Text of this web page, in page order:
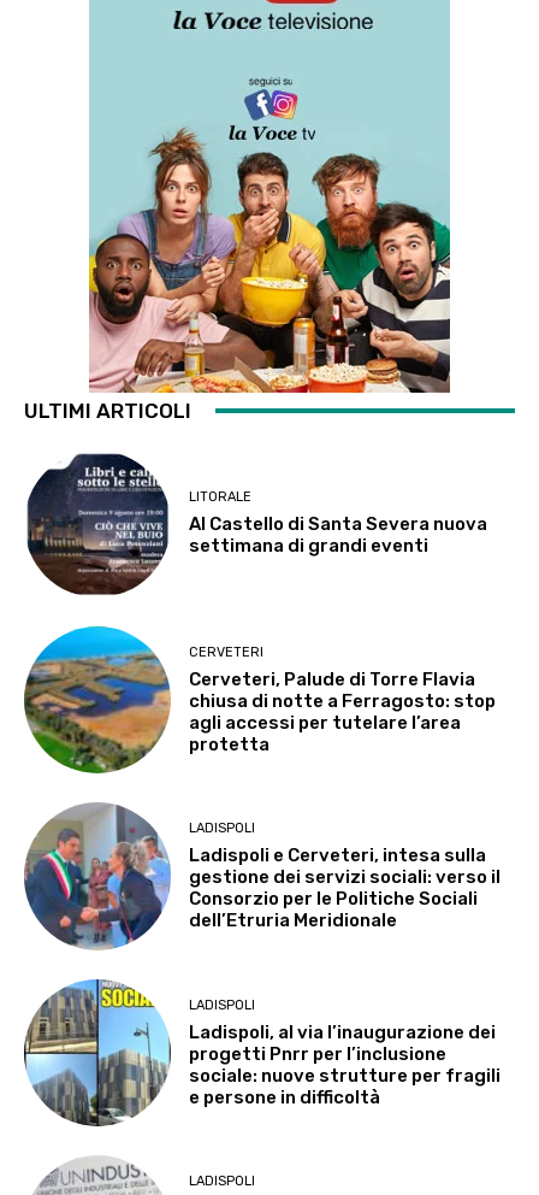
ULTIMI ARTICOLI
LITORALE
Al Castello di Santa Severa nuova
settimana di grandi eventi
CERVETERI
Cerveteri, Palude di Torre Flavia
chiusa di notte a Ferragosto: stop
agli accessi per tutelare l’area
protetta
LADISPOLI
Ladispoli e Cerveteri, intesa sulla
gestione dei servizi sociali: verso il
Consorzio per le Politiche Sociali
dell’Etruria Meridionale
LADISPOLI
Ladispoli, al via l’inaugurazione dei
progetti Pnrr per l’inclusione
sociale: nuove strutture per fragili
e persone in difficoltà
LADISPOLI